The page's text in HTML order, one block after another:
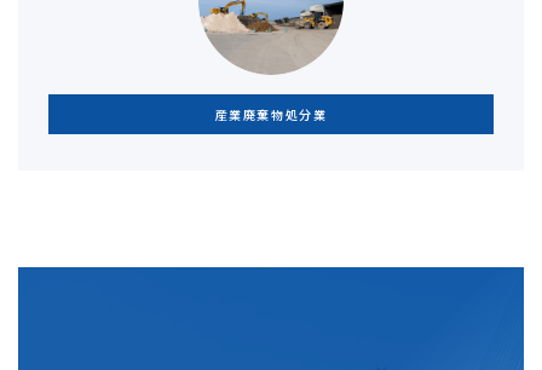
産業廃棄物処分業